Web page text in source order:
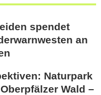
spendet
an
Naturpark
Wald –